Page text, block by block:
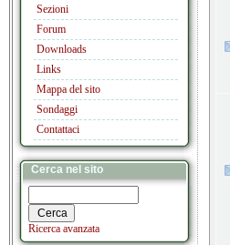
Sezioni
Forum
Downloads
Links
Mappa del sito
Sondaggi
Contattaci
Cerca nel sito
Ricerca avanzata